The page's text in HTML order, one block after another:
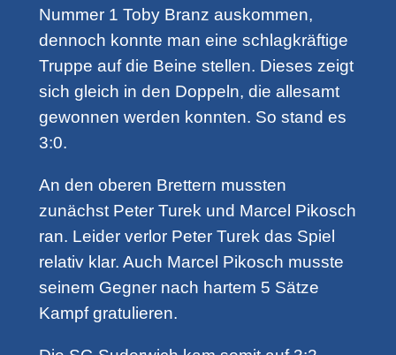
Nummer 1 Toby Branz auskommen,
dennoch konnte man eine schlagkräftige
Truppe auf die Beine stellen. Dieses zeigt
sich gleich in den Doppeln, die allesamt
gewonnen werden konnten. So stand es
3:0.
An den oberen Brettern mussten
zunächst Peter Turek und Marcel Pikosch
ran. Leider verlor Peter Turek das Spiel
relativ klar. Auch Marcel Pikosch musste
seinem Gegner nach hartem 5 Sätze
Kampf gratulieren.